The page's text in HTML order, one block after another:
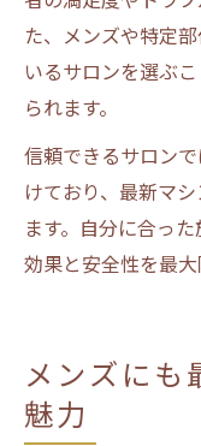
た、メンズや特定
いるサロンを選ぶ
られます。
信頼できるサロン
けており、最新マ
ます。自分に合っ
効果と安全性を最大
メンズにも
魅力